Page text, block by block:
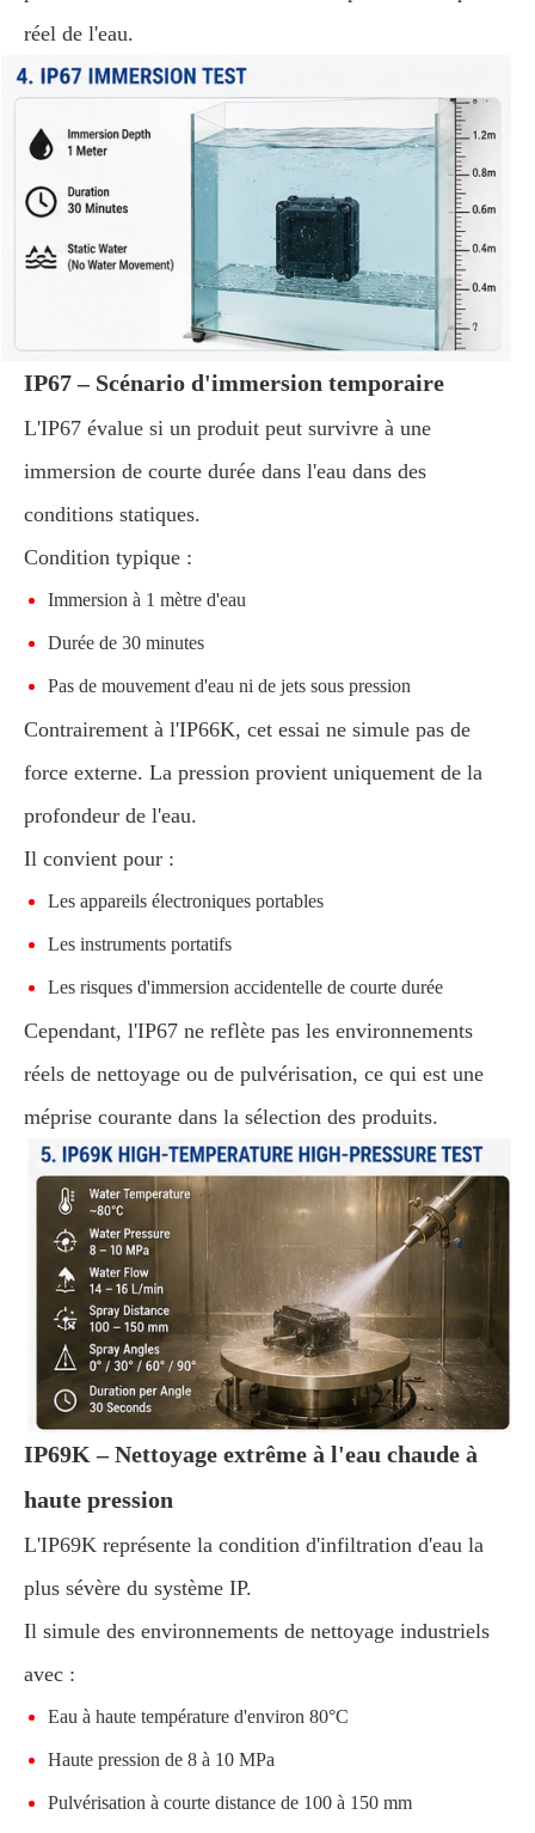
réel de l'eau.
IP67 – Scénario d'immersion temporaire
L'IP67 évalue si un produit peut survivre à une
immersion de courte durée dans l'eau dans des
conditions statiques.
Condition typique :
Immersion à 1 mètre d'eau
Durée de 30 minutes
Pas de mouvement d'eau ni de jets sous pression
Contrairement à l'IP66K, cet essai ne simule pas de
force externe. La pression provient uniquement de la
profondeur de l'eau.
Il convient pour :
Les appareils électroniques portables
Les instruments portatifs
Les risques d'immersion accidentelle de courte durée
Cependant, l'IP67 ne reflète pas les environnements
réels de nettoyage ou de pulvérisation, ce qui est une
méprise courante dans la sélection des produits.
IP69K – Nettoyage extrême à l'eau chaude à
haute pression
L'IP69K représente la condition d'infiltration d'eau la
plus sévère du système IP.
Il simule des environnements de nettoyage industriels
avec :
Eau à haute température d'environ 80°C
Haute pression de 8 à 10 MPa
Pulvérisation à courte distance de 100 à 150 mm